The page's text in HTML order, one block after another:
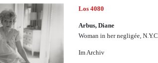
Los 4080
Arbus, Diane
Woman in her negligée, N.Y.C
Im Archiv